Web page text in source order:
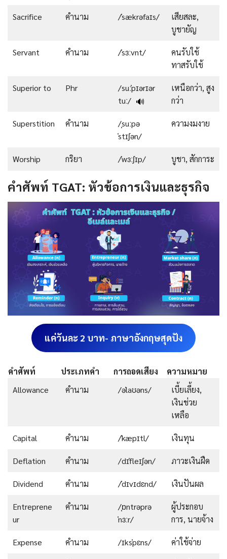
Sacrifice คำนาม /ˈsækrəfaɪs/
เสียสละ,
บูชายัญ
Servant คำนาม /ˈsɜːvnt/
คนรับใช้
ทาสรับใช้
Superior to Phr
/suːˈpɪərɪər
tuː/ 🔊
เหนือกว่า, สูง
กว่า
Superstition คำนาม
/ˌsuːpə
ˈstɪʃən/
ความงมงาย
Worship กริยา /ˈwɜːʃɪp/ บูชา, สักการะ
คำศัพท์ TGAT: หัวข้อการเงินและธุรกิจ
แค่วันละ 2 บาท- ภาษาอังกฤษสุดปัง
คำศัพท์ ประเภทคำ การถอดเสียง
ความหมาย
Allowance
คำนาม /əˈlaʊəns/
เบี้ยเลี้ยง,
เงินช่วย
เหลือ
Capital คำนาม /ˈkæpɪtl/ เงินทุน
Deflation คำนาม /dɪˈfleɪʃən/ ภาวะเงินฝืด
Dividend คำนาม /ˈdɪvɪdɛnd/ เงินปันผล
Entreprene
ur
คำนาม
/ˌɒntrəprə
ˈnɜːr/
ผู้ประกอบ
การ, นายจ้าง
Expense คำนาม /ɪksˈpɛns/ ค่าใช้จ่าย